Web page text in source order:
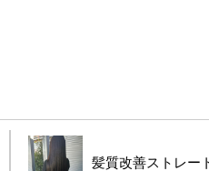
髪質改善ストレー